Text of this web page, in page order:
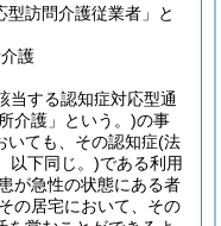
訪問介護従業者」と
護
当する認知症対応型通
介護」という。)の事
いても、その認知症(法
以下同じ。)である利用
が急性の状態にある者
の居宅において、その